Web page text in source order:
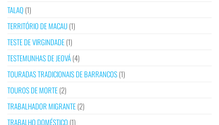
TALAQ(1)
TERRITÓRIO DE MACAU(1)
TESTE DE VIRGINDADE(1)
TESTEMUNHAS DE JEOVÁ(4)
TOURADAS TRADICIONAIS DE BARRANCOS(1)
TOUROS DE MORTE(2)
TRABALHADOR MIGRANTE(2)
TRABALHO DOMÉSTICO (1)